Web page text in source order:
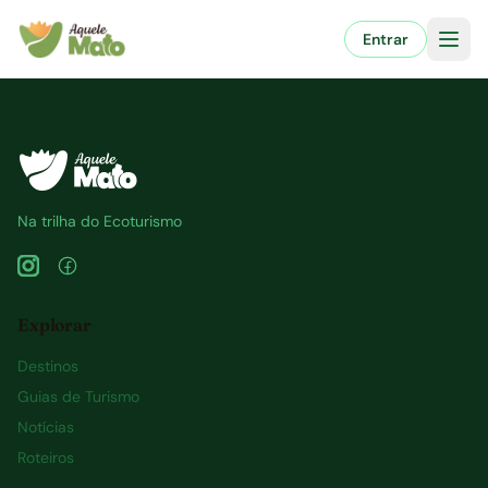
para
conteúdo
Entrar
Na trilha do Ecoturismo
Explorar
Destinos
Guias de Turismo
Notícias
Roteiros